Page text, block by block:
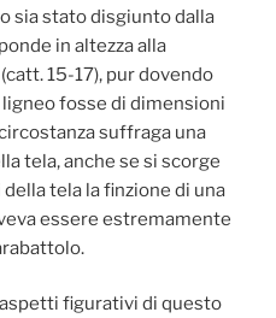
sia stato disgiunto dalla
in altezza alla
15-17), pur dovendo
fosse di dimensioni
suffraga una
tela, anche se si scorge
tela la finzione di una
essere estremamente
figurativi di questo